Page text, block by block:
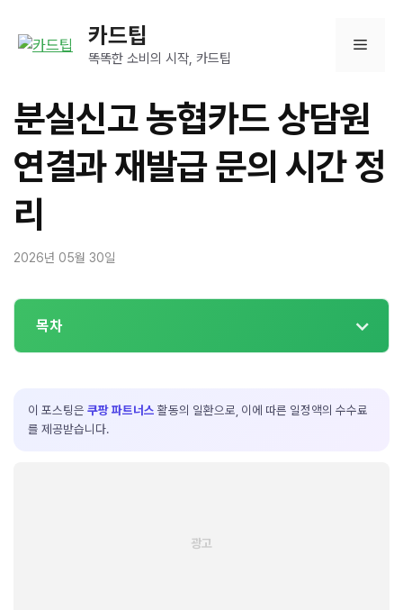
카드팁
똑똑한 소비의 시작, 카드팁
메
뉴
분실신고 농협카드 상담원
연결과 재발급 문의 시간 정
리
2026년 05월 30일
목차
이 포스팅은 쿠팡 파트너스 활동의 일환으로, 이에 따른 일정액의 수수료
를 제공받습니다.